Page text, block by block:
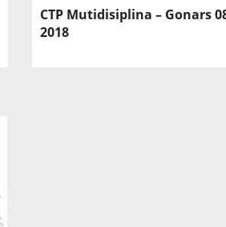
CTP Mutidisiplina – Gonars
2018